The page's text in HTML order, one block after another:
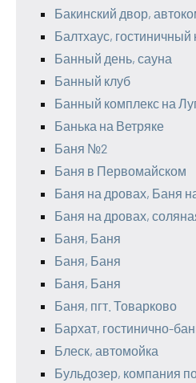
Бакинский двор,
Балтхаус, гостиничный
Банный день, сауна
Банный клуб
Банный комплекс на
Банька на Ветряке
Баня №2
Баня в Первомайском
Баня на дровах, Баня
Баня на дровах,
Баня, Баня
Баня, Баня
Баня, Баня
Баня, пгт. Товарково
Бархат, гостинично-
Блеск, автомойка
Бульдозер, компания